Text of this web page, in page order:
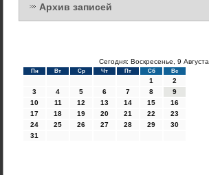
Архив записей
Сегодня: Воскресенье, 9 Августа
Пн Вт Ср Чт Пт Сб Вс
1
2
3
4 5 6 7 8
9
10
11 12 13 14 15
16
17
18 19 20 21 22
23
24
25 26 27 28 29
30
31